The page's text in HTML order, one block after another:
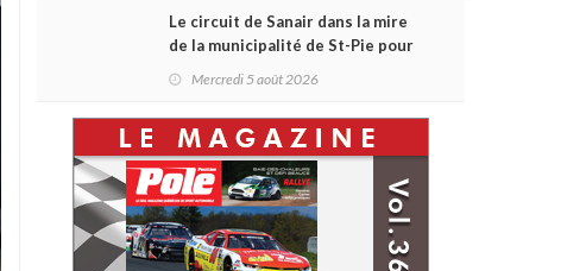
Le circuit de Sanair dans la mire
de la municipalité de St-Pie pour
être rayé de la carte !
Mercredi 5 août 2026